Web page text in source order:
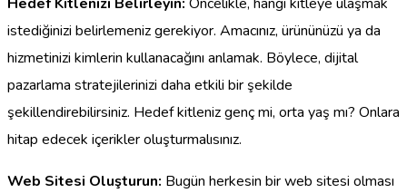
istediğinizi belirlemeniz gerekiyor. Amacınız, ürününüzü ya da
hizmetinizi kimlerin kullanacağını anlamak. Böylece, dijital
pazarlama stratejilerinizi daha etkili bir şekilde
şekillendirebilirsiniz. Hedef kitleniz genç mi, orta yaş mı? Onlara
hitap edecek içerikler oluşturmalısınız.
Web Sitesi Oluşturun: Bugün herkesin bir web sitesi olması